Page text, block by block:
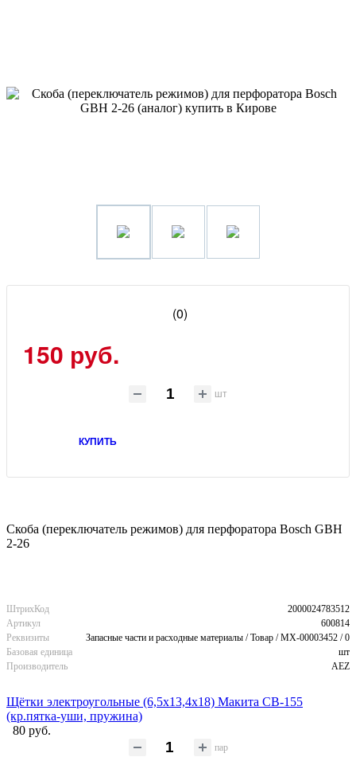
(0)
150 руб.
шт
КУПИТЬ
Скоба (переключатель режимов) для перфоратора Bosch GBH
2-26
ШтрихКод
2000024783512
Артикул
600814
Реквизиты
Запасные части и расходные материалы / Товар / MX-00003452 / 0
Базовая единица
шт
Производитель
AEZ
Щётки электроугольные (6,5х13,4х18) Макита CB-155
(кр.пятка-уши, пружина)
80 руб.
пар